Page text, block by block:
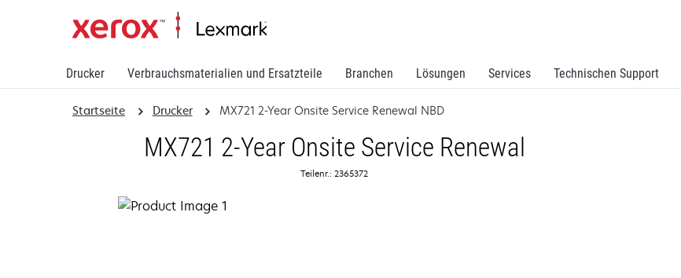
Drucker Verbrauchsmaterialien und Ersatzteile Branchen Lösungen Services Technischen Support
Startseite Drucker MX721 2-Year Onsite Service Renewal NBD
MX721 2-Year Onsite Service Renewal
Teilenr.: 2365372